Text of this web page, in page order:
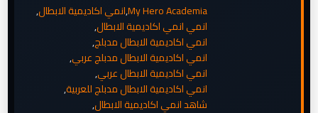
My Hero Academia
,انمي اكاديمية الابطال,
انمي انمي اكاديمية الابطال,
انمي اكاديمية الابطال مدبلج,
انمي اكاديمية الابطال مدبلج عربي,
انمي اكاديمية الابطال عربي,
انمي اكاديمية الابطال مدبلج للعربية,
شاهد انمي اكاديمية الابطال,